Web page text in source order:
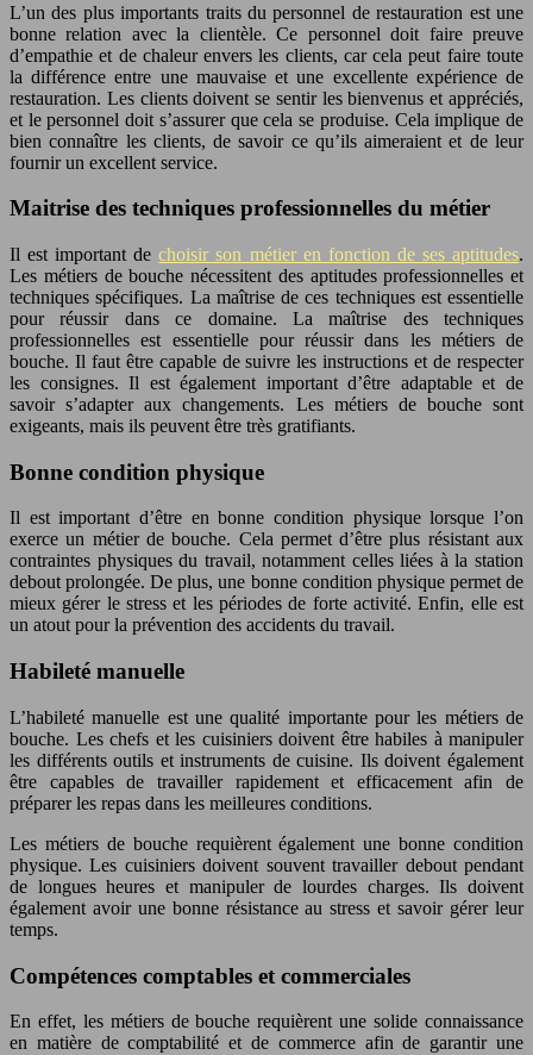
L’un des plus importants traits du personnel de restauration est une
bonne relation avec la clientèle. Ce personnel doit faire preuve
d’empathie et de chaleur envers les clients, car cela peut faire toute
la différence entre une mauvaise et une excellente expérience de
restauration. Les clients doivent se sentir les bienvenus et appréciés,
et le personnel doit s’assurer que cela se produise. Cela implique de
bien connaître les clients, de savoir ce qu’ils aimeraient et de leur
fournir un excellent service.
Maitrise des techniques professionnelles du métier
Il est important dechoisir son métier en fonction de ses aptitudes.
Les métiers de bouche nécessitent des aptitudes professionnelles et
techniques spécifiques. La maîtrise de ces techniques est essentielle
pour réussir dans ce domaine. La maîtrise des techniques
professionnelles est essentielle pour réussir dans les métiers de
bouche. Il faut être capable de suivre les instructions et de respecter
les consignes. Il est également important d’être adaptable et de
savoir s’adapter aux changements. Les métiers de bouche sont
exigeants, mais ils peuvent être très gratifiants.
Bonne condition physique
Il est important d’être en bonne condition physique lorsque l’on
exerce un métier de bouche. Cela permet d’être plus résistant aux
contraintes physiques du travail, notamment celles liées à la station
debout prolongée. De plus, une bonne condition physique permet de
mieux gérer le stress et les périodes de forte activité. Enfin, elle est
un atout pour la prévention des accidents du travail.
Habileté manuelle
L’habileté manuelle est une qualité importante pour les métiers de
bouche. Les chefs et les cuisiniers doivent être habiles à manipuler
les différents outils et instruments de cuisine. Ils doivent également
être capables de travailler rapidement et efficacement afin de
préparer les repas dans les meilleures conditions.
Les métiers de bouche requièrent également une bonne condition
physique. Les cuisiniers doivent souvent travailler debout pendant
de longues heures et manipuler de lourdes charges. Ils doivent
également avoir une bonne résistance au stress et savoir gérer leur
temps.
Compétences comptables et commerciales
En effet, les métiers de bouche requièrent une solide connaissance
en matière de comptabilité et de commerce afin de garantir une